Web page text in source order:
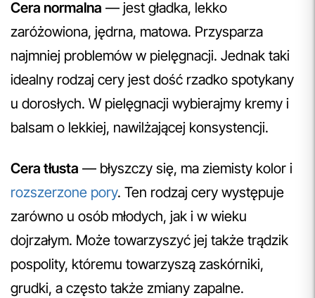
Cera normalna — jest gładka, lekko
zaróżowiona, jędrna, matowa. Przysparza
najmniej problemów w pielęgnacji. Jednak taki
idealny rodzaj cery jest dość rzadko spotykany
u dorosłych. W pielęgnacji wybierajmy kremy i
balsam o lekkiej, nawilżającej konsystencji.
Cera tłusta — błyszczy się, ma ziemisty kolor i
rozszerzone pory. Ten rodzaj cery występuje
zarówno u osób młodych, jak i w wieku
dojrzałym. Może towarzyszyć jej także trądzik
pospolity, któremu towarzyszą zaskórniki,
grudki, a często także zmiany zapalne.